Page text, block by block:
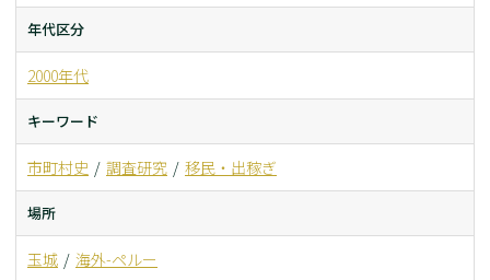
年代区分
2000年代
キーワード
市町村史 調査研究 移民・出稼ぎ
場所
玉城 海外-ペルー